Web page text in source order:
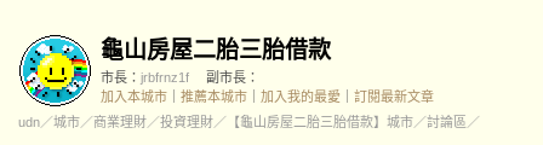
龜山房屋二胎三胎借款
市長： jrbfrnz1f
副市長：
加入本城市
推薦本城市 加入我的最愛
訂閱最新文章
udn／城市／商業理財／投資理財／ 【龜山房屋二胎三胎借款】城市／討論區／